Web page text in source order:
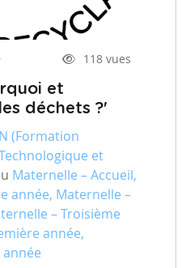
118 vues
et
déchets ?'
(Formation
et
Maternelle – Accueil,
année, Maternelle –
– Troisième
année,